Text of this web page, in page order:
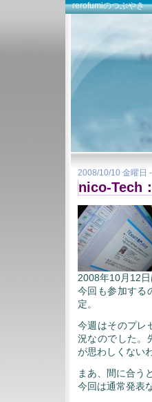
rerofumiのつぶやき
2008/10/10 金曜日
nico-Tech
2008年10月12日
今回も参加する
定。
今週はそのプレ
況なのでした。
が思わしくない
まあ、間に合う
今回は通常発表